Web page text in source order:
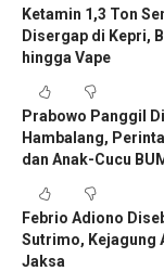
Ketamin 1,3 Ton
Disergap di Kepri,
hingga Vape
Prabowo Panggil
Hambalang,
dan Anak-Cucu
Febrio Adiono
Sutrimo, Kejagung
Jaksa